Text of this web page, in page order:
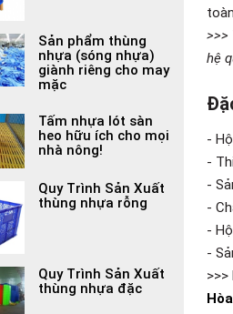
hệ
-
-
-
-
-
-
Sản phẩm thùng
nhựa (sóng nhựa)
giành riêng cho may
mặc
Tấm nhựa lót sàn
heo hữu ích cho mọi
nhà nông!
Quy Trình Sản Xuất
thùng nhựa rỗng
Quy Trình Sản Xuất
thùng nhựa đặc